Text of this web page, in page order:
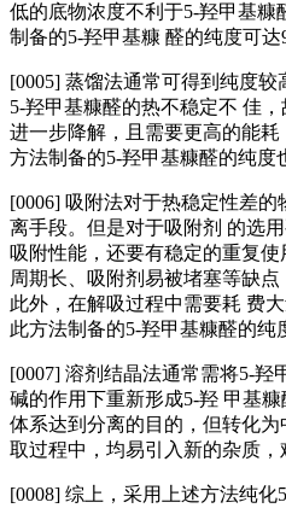
低的底物浓度不利于5‑羟甲基
制备的5‑羟甲基糠 醛的纯度可达
[0005] 蒸馏法通常可得到纯度较
5‑羟甲基糠醛的热不稳定不 佳
进一步降解，且需要更高的能
方法制备的5‑羟甲基糠醛的纯度
[0006] 吸附法对于热稳定性差
离手段。但是对于吸附剂 的选
吸附性能，还要有稳定的重复
周期长、吸附剂易被堵塞等缺点
此外，在解吸过程中需要耗 费
此方法制备的5‑羟甲基糠醛的纯
[0007] 溶剂结晶法通常需将5‑
碱的作用下重新形成5‑羟 甲基
体系达到分离的目的，但转化
取过程中，均易引入新的杂质，
[0008] 综上，采用上述方法纯化